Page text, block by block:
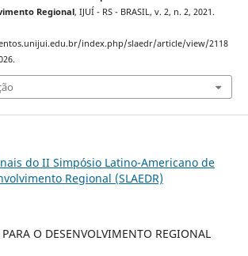
Regional, IJUÍ - RS - BRASIL, v. 2, n. 2, 2021.
index.php/slaedr/article/view/2118
do II Simpósio Latino-Americano de
Regional (SLAEDR)
O DESENVOLVIMENTO REGIONAL